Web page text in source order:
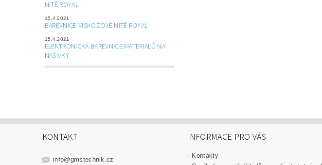
NITĚ ROYAL
15.4.2021
BAREVNICE VISKÓZOVÉ NITĚ ROYAL
15.4.2021
ELEKTRONICKÁ BAREVNICE MATERIÁLŮ NA
NÁŠIVKY
KONTAKT
info@gmstechnik.cz
INFORMACE PRO VÁS
Kontakty